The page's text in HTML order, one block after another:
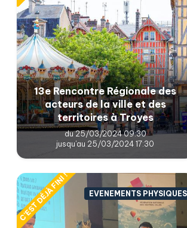
13e Rencontre Régionale des
acteurs de la ville et des
territoires à Troyes
du 25/03/2024 09:30
jusqu'au 25/03/2024 17:30
C'EST DÉJÀ FINI ! EVENEMENTS PHYSIQUES